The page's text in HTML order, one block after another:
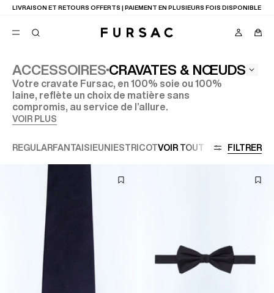
LAST CHANCE: JUSQU'A -50% SUR NOTRE SÉLECTION
ACCESSOIRES CRAVATES & NŒUDS
Votre cravate Fursac, en 100% soie ou 100%
laine, reflète un choix de matière sans
compromis, au service de l’allure.
VOIR PLUS
REGULARFANTAISIEUNIESTRICOTVOIR TOUT FILTRER
FAVORIS
COSTUMES
PANTALONS
BLOUSONS
NOUVELLE COLLECTION
LAST CHANCE